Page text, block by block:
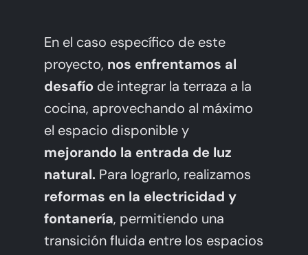
En el caso específico de este
proyecto, nos enfrentamos al
desafíode integrar la terraza a la
cocina, aprovechando al máximo
el espacio disponible y
mejorando la entrada de luz
natural.Para lograrlo, realizamos
reformas en la electricidad y
fontanería, permitiendo una
transición fluida entre los espacios